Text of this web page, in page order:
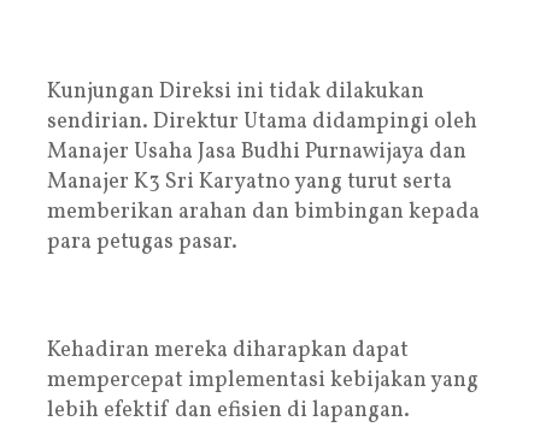
Kunjungan Direksi ini tidak dilakukan
sendirian. Direktur Utama didampingi oleh
Manajer Usaha Jasa Budhi Purnawijaya dan
Manajer K3 Sri Karyatno yang turut serta
memberikan arahan dan bimbingan kepada
para petugas pasar.
Kehadiran mereka diharapkan dapat
mempercepat implementasi kebijakan yang
lebih efektif dan efisien di lapangan.